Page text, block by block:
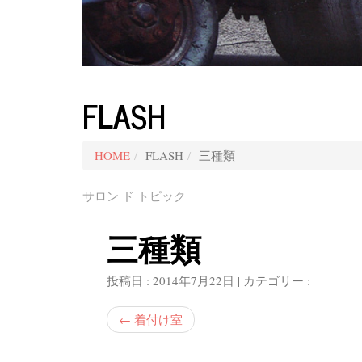
FLASH
HOME FLASH 三種類
サロン ド トピック
三種類
投稿日 : 2014年7月22日 | カテゴリー :
← 着付け室